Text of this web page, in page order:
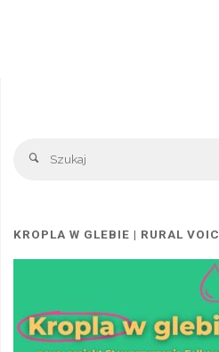
Szukaj
KROPLA W GLEBIE | RURAL